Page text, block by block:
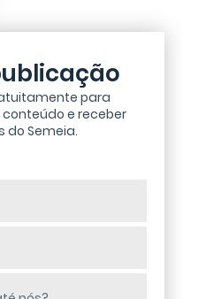
para
e receber
do Semeia.